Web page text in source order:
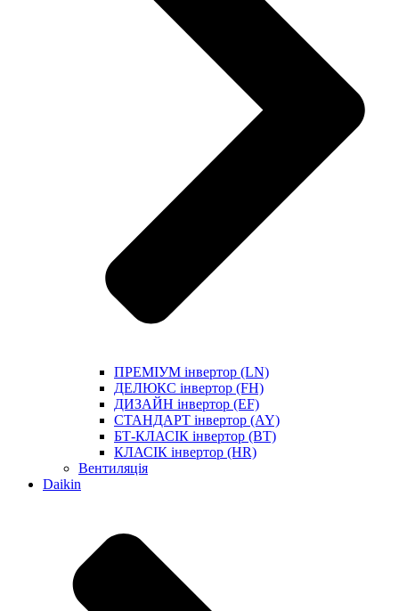
ПРЕМІУМ інвертор (LN)
ДЕЛЮКС інвертор (FH)
ДИЗАЙН інвертор (EF)
СТАНДАРТ інвертор (AY)
БТ-КЛАСІК інвертор (BT)
КЛАСІК інвертор (HR)
Вентиляція
Daikin